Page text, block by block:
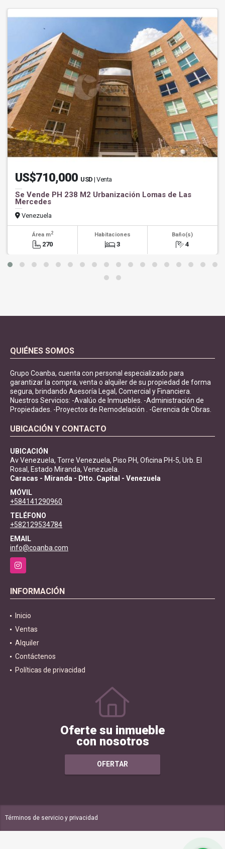
US$710,000 USD | Venta
Se Vende PH 238 M2 Urbanización Lomas de Las
Mercedes
Venezuela
Área m2
270
Habitaciones
3
Baño(s)
4
QUIÉNES SOMOS
Grupo Coanba, cuenta con personal especializado para
garantizar la compra, venta o alquiler de su propiedad de forma
segura, brindando Asesoría Legal, Comercial y Financiera.
Nuestros Servicios: -Avalúo de Inmuebles. -Administración de
Propiedades. -Proyectos de Remodelación . -Gerencia de Obras.
UBICACIÓN Y CONTACTO
UBICACIÓN
Av Venezuela, Torre Venezuela, Piso PH, Oficina PH-5, Urb. El
Rosal, Estado Miranda, Venezuela.
Caracas - Miranda - Dtto. Capital - Venezuela
MÓVIL
+584141290960
TELÉFONO
+582129534784
EMAIL
info@coanba.com
Instagram
INFORMACIÓN
Inicio
Ventas
Alquiler
Contáctenos
Políticas de privacidad
Oferte su inmueble
con nosotros
OFERTAR
Términos de servicio y privacidad